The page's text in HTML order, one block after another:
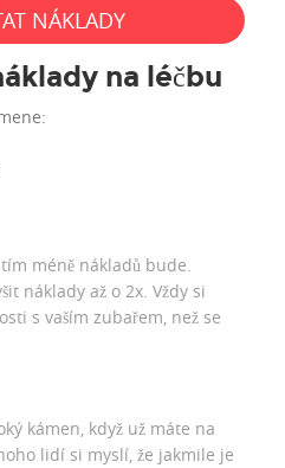
NÁKLADY
na léčbu
méně nákladů bude.
náklady až o 2x. Vždy si
s vaším zubařem, než se
kámen, když už máte na
lidí si myslí, že jakmile je